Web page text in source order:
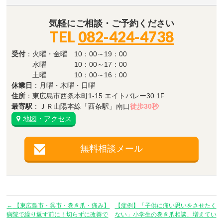
気軽にご相談・ご予約ください
TEL 082-424-4738
受付 ：火曜・金曜 10：00～19：00
水曜 10：00～17：00
土曜 10：00～16：00
休業日 ：月曜・木曜・日曜
住所 ：東広島市西条本町1-15 エイトバレー30 1F
最寄駅 ：ＪＲ山陽本線「西条駅」南口徒歩30秒
地図・アクセス
無料相談メール
←
【東広島市・呉市・巻き爪・痛み】
病院で繰り返す前に！切らずに改善で
【症例】「子供に痛い思いをさせたく
ない」小学生の巻き爪相談、増えてい